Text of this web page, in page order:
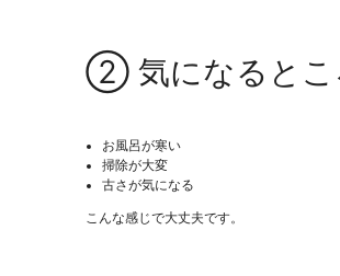
② 気になるとこ
お風呂が寒い
掃除が大変
古さが気になる
こんな感じで大丈夫です。